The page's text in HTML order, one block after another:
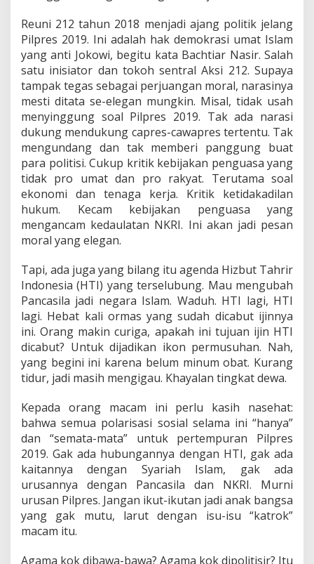
Reuni 212 tahun 2018 menjadi ajang politik jelang
Pilpres 2019. Ini adalah hak demokrasi umat Islam
yang anti Jokowi, begitu kata Bachtiar Nasir. Salah
satu inisiator dan tokoh sentral Aksi 212. Supaya
tampak tegas sebagai perjuangan moral, narasinya
mesti ditata se-elegan mungkin. Misal, tidak usah
menyinggung soal Pilpres 2019. Tak ada narasi
dukung mendukung capres-cawapres tertentu. Tak
mengundang dan tak memberi panggung buat
para politisi. Cukup kritik kebijakan penguasa yang
tidak pro umat dan pro rakyat. Terutama soal
ekonomi dan tenaga kerja. Kritik ketidakadilan
hukum. Kecam kebijakan penguasa yang
mengancam kedaulatan NKRI. Ini akan jadi pesan
moral yang elegan.
Tapi, ada juga yang bilang itu agenda Hizbut Tahrir
Indonesia (HTI) yang terselubung. Mau mengubah
Pancasila jadi negara Islam. Waduh. HTI lagi, HTI
lagi. Hebat kali ormas yang sudah dicabut ijinnya
ini. Orang makin curiga, apakah ini tujuan ijin HTI
dicabut? Untuk dijadikan ikon permusuhan. Nah,
yang begini ini karena belum minum obat. Kurang
tidur, jadi masih mengigau. Khayalan tingkat dewa.
Kepada orang macam ini perlu kasih nasehat:
bahwa semua polarisasi sosial selama ini “hanya”
dan “semata-mata” untuk pertempuran Pilpres
2019. Gak ada hubungannya dengan HTI, gak ada
kaitannya dengan Syariah Islam, gak ada
urusannya dengan Pancasila dan NKRI. Murni
urusan Pilpres. Jangan ikut-ikutan jadi anak bangsa
yang gak mutu, larut dengan isu-isu “katrok”
macam itu.
Agama kok dibawa-bawa? Agama kok dipolitisir? Itu